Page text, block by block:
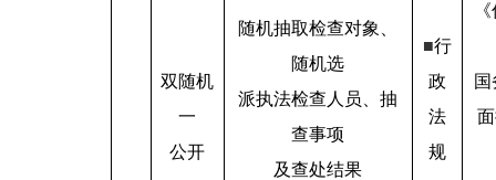
双随机
一
公开
随机抽取检查对象、
随机选
派执法检查人员、抽
查事项
及查处结果
■行
政
法
规